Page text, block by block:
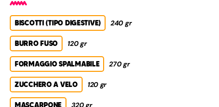
BISCOTTI (TIPO DIGESTIVE) 240 gr
BURRO FUSO 120 gr
FORMAGGIO SPALMABILE 270 gr
ZUCCHERO A VELO 120 gr
MASCARPONE 320 gr